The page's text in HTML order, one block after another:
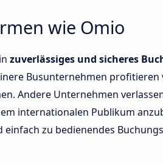
wie Omio
zuverlässiges und sicheres
Busunternehmen
Andere Unternehmen
internationalen Publikum
zu bedienendes